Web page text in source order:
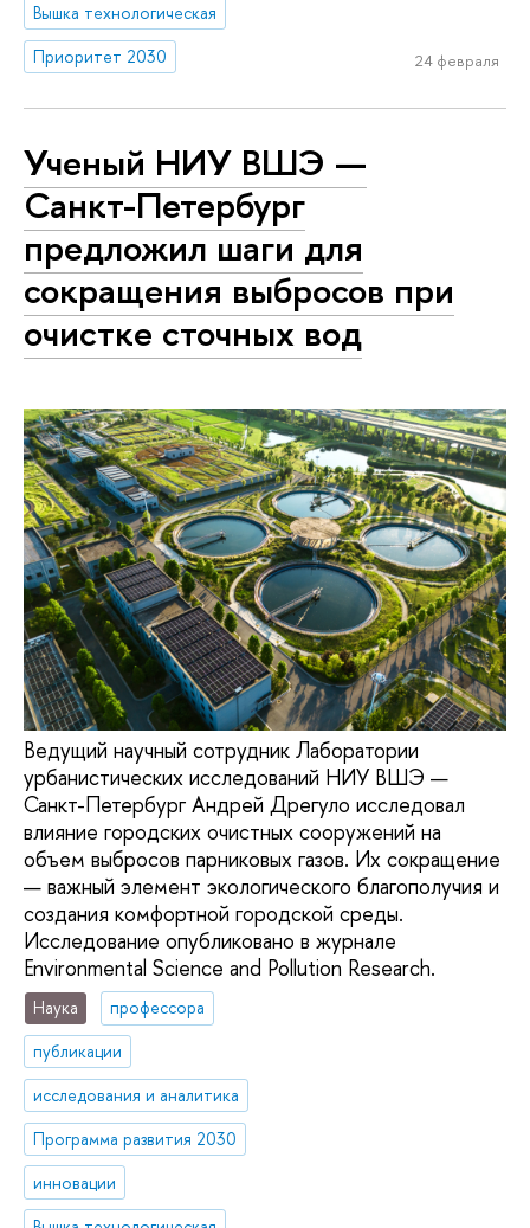
Вышка технологическая
Приоритет 2030
24 февраля
Ученый НИУ ВШЭ —
Санкт-Петербург
предложил шаги для
сокращения выбросов при
очистке сточных вод
Ведущий научный сотрудник Лаборатории
урбанистических исследований НИУ ВШЭ —
Санкт-Петербург Андрей Дрегуло исследовал
влияние городских очистных сооружений на
объем выбросов парниковых газов. Их сокращение
— важный элемент экологического благополучия и
создания комфортной городской среды.
Исследование опубликовано в журнале
Environmental Science and Pollution Research.
Наука
профессора
публикации
исследования и аналитика
Программа развития 2030
инновации